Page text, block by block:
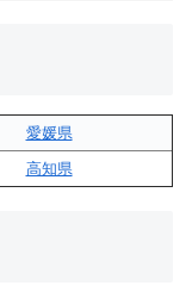
愛媛県
高知県